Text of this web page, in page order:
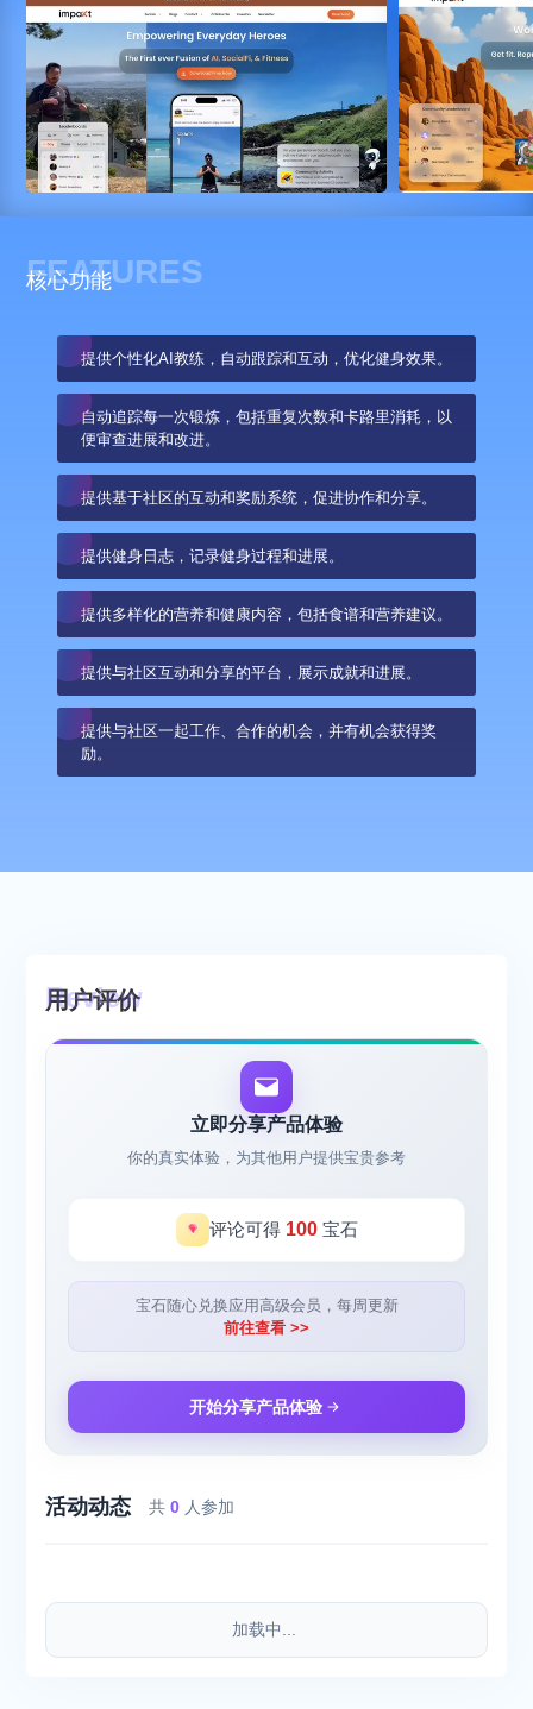
FEATURES
核心功能
提供个性化AI教练，自动跟踪和互动，优化健身效果。
自动追踪每一次锻炼，包括重复次数和卡路里消耗，以
便审查进展和改进。
提供基于社区的互动和奖励系统，促进协作和分享。
提供健身日志，记录健身过程和进展。
提供多样化的营养和健康内容，包括食谱和营养建议。
提供与社区互动和分享的平台，展示成就和进展。
提供与社区一起工作、合作的机会，并有机会获得奖
励。
用户评价
立即分享产品体验
你的真实体验，为其他用户提供宝贵参考
评论可得 100宝石
宝石随心兑换应用高级会员，每周更新
前往查看 >>
开始分享产品体验
活动动态 共0 人参加
加载中...